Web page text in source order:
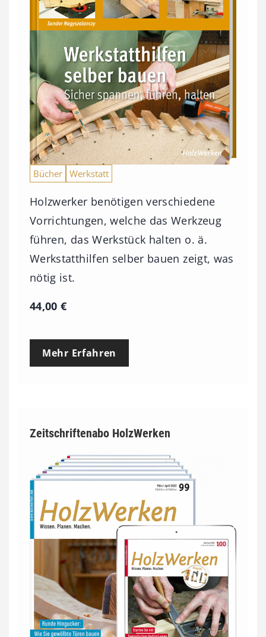
Bücher Werkstatt
Holzwerker benötigen verschiedene
Vorrichtungen, welche das Werkzeug
führen, das Werkstück halten o. ä.
Werkstatthilfen selber bauen zeigt, was
nötig ist.
44,00€
Mehr Erfahren
Zeitschriftenabo HolzWerken